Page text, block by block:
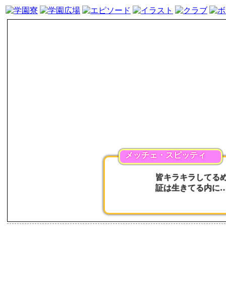
皆キラキラしてる
証は生きてる内
メッチェ・スピッティ